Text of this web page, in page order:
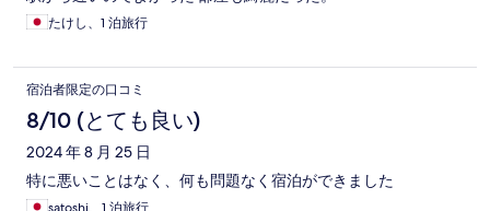
たけし、1 泊旅行
宿泊者限定の口コミ
8/10 (とても良い)
2024 年 8 月 25 日
特に悪いことはなく、何も問題なく宿泊ができました